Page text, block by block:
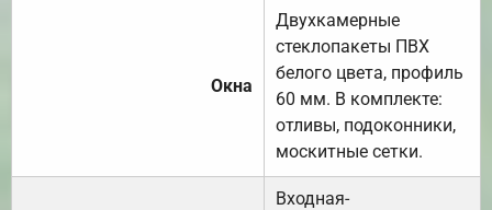
Окна
Двухкамерные
стеклопакеты ПВХ
белого цвета, профиль
60 мм. В комплекте:
отливы, подоконники,
москитные сетки.
Входная-